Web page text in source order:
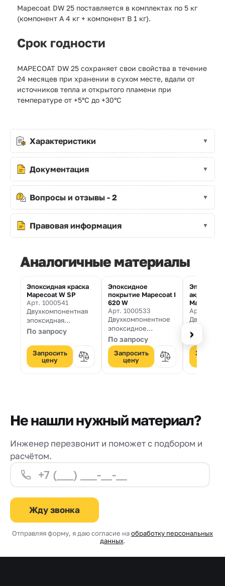
Mapecoat DW 25 поставляется в комплектах по 5 кг
(компонент А 4 кг + компонент В 1 кг).
Срок годности
MAPECOAT DW 25 сохраняет свои свойства в течение
24 месяцев при хранении в сухом месте, вдали от
источников тепла и открытого пламени при
температуре от +5°С до +30°С
Характеристики
Документация
Вопросы и отзывы - 2
Правовая информация
Аналогичные материалы
Эпоксидная краска
Mapecoat W SP
Арт. 1000541
Двухкомпонентная
эпоксидная
вододисперсионная
краска для защиты
цементных
оснований.
По запросу
Запросить
цену
Эпоксидное
покрытие Mapecoat I
620 W
Арт. 1000533
Двухкомпонентное
эпоксидное
покрытие на водной
основе с глянцевым
финишем, для
бетонных полов и
цементных
финишной
обработки, и как
эпоксидных систем
По запросу
Запросить
цену
акриловая
Mapecoat T
Арт.
акриловая
водной
для
цементных
оснований
По
›
Не нашли нужный материал?
Инженер перезвонит и поможет с подбором и
расчётом.
Жду звонка
Отправляя форму, я даю согласие наобработку персональных
данных.